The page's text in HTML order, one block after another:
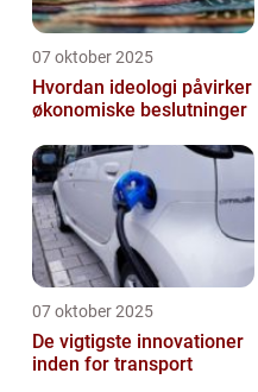
07 oktober 2025
Hvordan ideologi påvirker
økonomiske beslutninger
07 oktober 2025
De vigtigste innovationer
inden for transport